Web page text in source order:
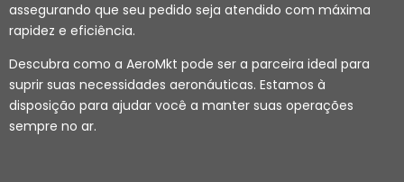
assegurando que seu pedido seja atendido com máxima
rapidez e eficiência.
Descubra como a AeroMkt pode ser a parceira ideal para
suprir suas necessidades aeronáuticas. Estamos à
disposição para ajudar você a manter suas operações
sempre no ar.